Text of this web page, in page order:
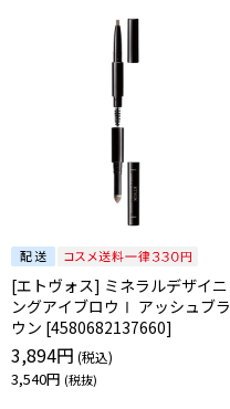
[エトヴォス] ミネラルデザイニ
ングアイブロウⅠ アッシュブラ
ウン [4580682137660]
3,894円
3,540円